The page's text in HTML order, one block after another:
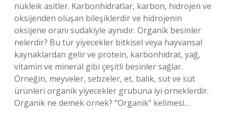
nükleik asitler. Karbonhidratlar, karbon, hidrojen ve
oksijenden oluşan bileşiklerdir ve hidrojenin
oksijene oranı sudakiyle aynıdır. Organik besinler
nelerdir? Bu tür yiyecekler bitkisel veya hayvansal
kaynaklardan gelir ve protein, karbonhidrat, yağ,
vitamin ve mineral gibi çeşitli besinler sağlar.
Örneğin, meyveler, sebzeler, et, balık, süt ve süt
ürünleri organik yiyecekler grubuna iyi örneklerdir.
Organik ne demek örnek? “Organik” kelimesi…